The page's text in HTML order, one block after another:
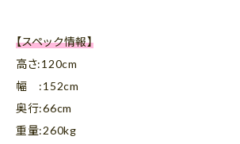
【スペック情報】
高さ:120cm
幅 :152cm
奥行:66cm
重量:260kg